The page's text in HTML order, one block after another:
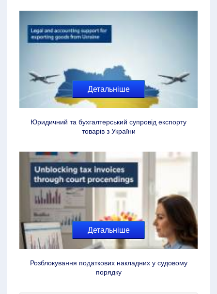
Детальніше
Юридичний та бухгалтерський супровід експорту
товарів з України
Детальніше
Розблокування податкових накладних у судовому
порядку